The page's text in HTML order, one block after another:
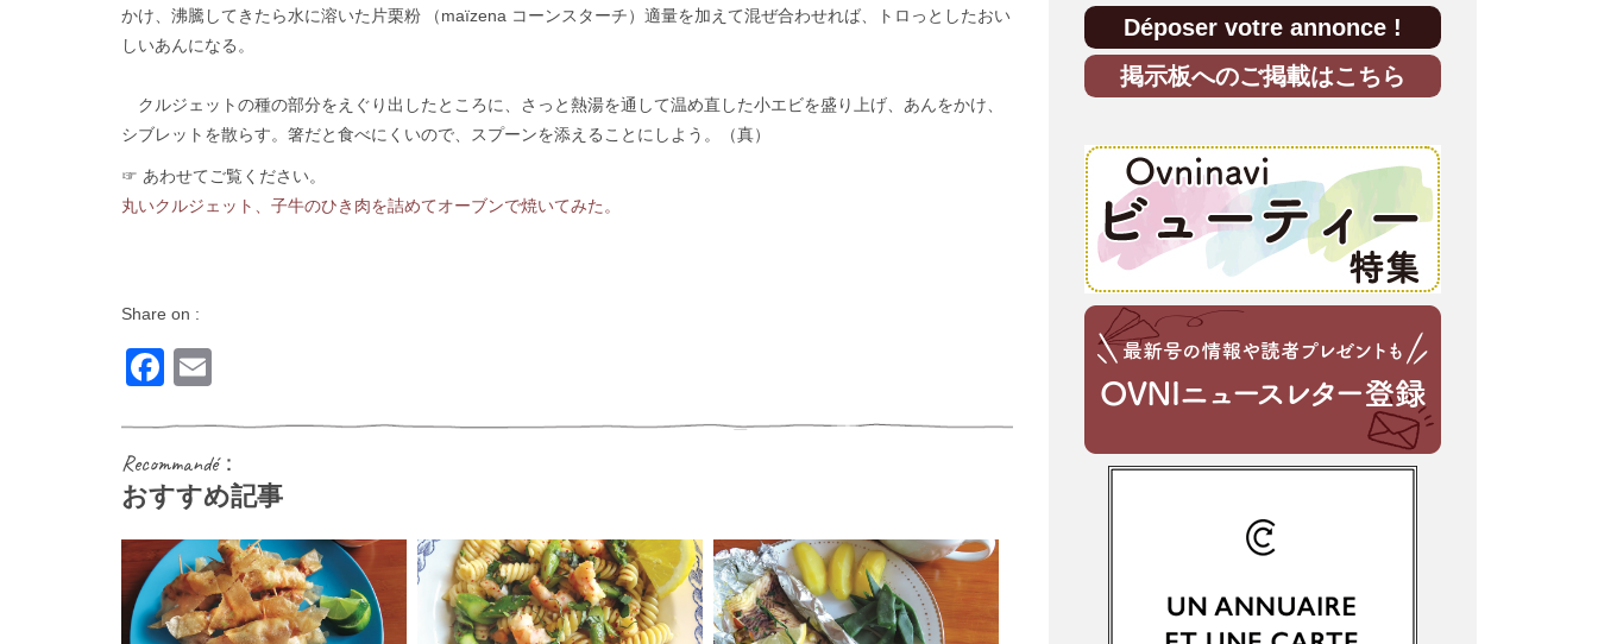
かけ、沸騰してきたら水に溶いた片栗粉 （maïzena コーンスターチ）適量を加えて混ぜ合わせれば、トロっとしたおい
しいあんになる。
クルジェットの種の部分をえぐり出したところに、さっと熱湯を通して温め直した小エビを盛り上げ、あんをかけ、
シブレットを散らす。箸だと食べにくいので、スプーンを添えることにしよう。（真）
☞ あわせてご覧ください。
丸いクルジェット、子牛のひき肉を詰めてオーブンで焼いてみた。
Share on :
Facebook
Recommandé：
おすすめ記事
Déposer votre annonce !
掲示板へのご掲載はこちら